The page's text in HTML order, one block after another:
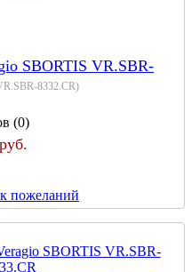
SBORTIS VR.SBR-
8332.CR)
(0)
пожеланий